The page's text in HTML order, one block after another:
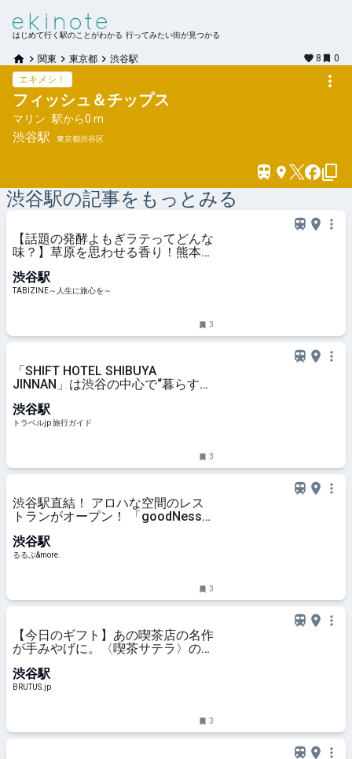
はじめて行く駅のことがわかる 行ってみたい街が見つかる
関東 東京都 渋谷駅 8
0
エキメシ！
フィッシュ＆チップス
マリン 駅から0 m
渋谷駅 東京都渋谷区
渋谷駅の記事をもっとみる
【話題の発酵よもぎラテってどんな
味？】草原を思わせる香り！熊本県
「BETWEEN by THE YOMOGI
STAND」渋谷にオープン！人気
渋谷駅
TABIZINE～人生に旅心を～
3
「SHIFT HOTEL SHIBUYA
JINNAN」は渋谷の中心で“暮らすよ
ベルjp 旅行ガイド
渋谷駅
トラベルjp 旅行ガイド
3
渋谷駅直結！ アロハな空間のレス
トランがオープン！ 「goodNess
るるぶ&more.
渋谷駅
るるぶ&more.
3
【今日のギフト】あの喫茶店の名作
が手みやげに。〈喫茶サテラ〉のプ
渋谷駅
BRUTUS.jp
3